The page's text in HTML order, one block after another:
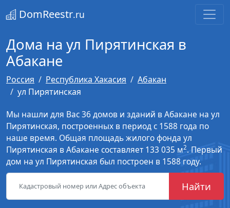
DomReestr.ru
Дома на ул Пирятинская в
Абакане
Россия Республика Хакасия
Абакан
ул Пирятинская
Мы нашли для Вас 36 домов и зданий в Абакане на ул
Пирятинская, построенных в период с 1588 года по
наше время. Общая площадь жилого фонда ул
Пирятинская в Абакане составляет 133 035 м2. Первый
дом на ул Пирятинская был построен в 1588 году.
Найти